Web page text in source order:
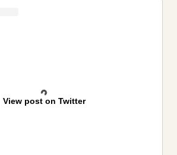
View post on Twitter